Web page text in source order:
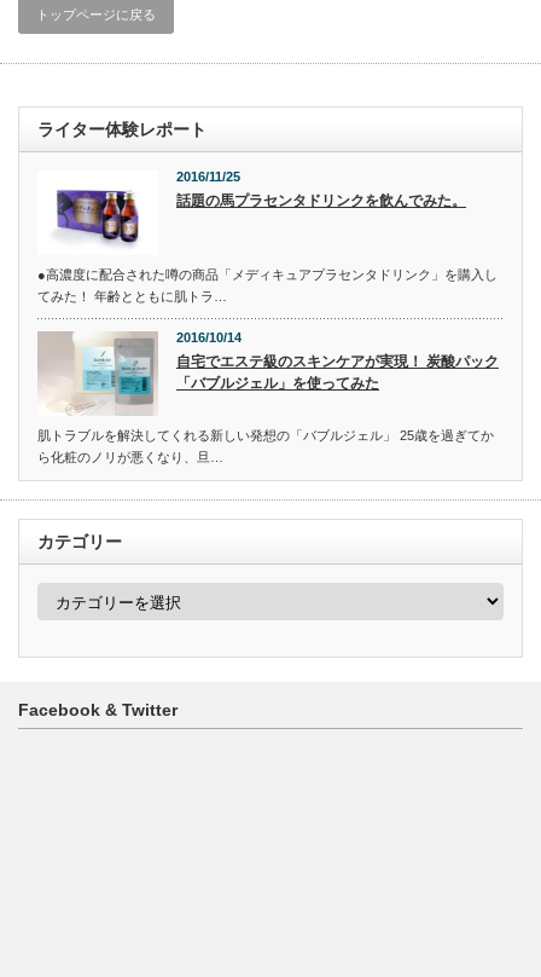
トップページに戻る
ライター体験レポート
2016/11/25
話題の馬プラセンタドリンクを飲んでみた。
●高濃度に配合された噂の商品「メディキュアプラセンタドリンク」を購入し
てみた！ 年齢とともに肌トラ…
2016/10/14
自宅でエステ級のスキンケアが実現！ 炭酸パック
「バブルジェル」を使ってみた
肌トラブルを解決してくれる新しい発想の「バブルジェル」 25歳を過ぎてか
ら化粧のノリが悪くなり、旦…
カテゴリー
Facebook & Twitter